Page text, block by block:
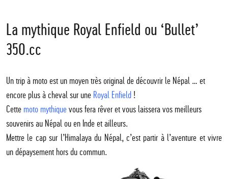
La mythique Royal Enfield ou ‘Bullet’
350.cc
Un trip à moto est un moyen très original de découvrir le Népal … et
encore plus à cheval sur une Royal Enfield !
Cette moto mythiquevous fera rêver et vous laissera vos meilleurs
souvenirs au Népal ou en Inde et ailleurs.
Mettre le cap sur l’Himalaya du Népal, c’est partir à l’aventure et vivre
un dépaysement hors du commun.